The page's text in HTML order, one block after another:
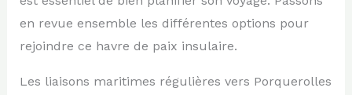
en revue ensemble les différentes options pour
rejoindre ce havre de paix insulaire.
Les liaisons maritimes régulières vers Porquerolles